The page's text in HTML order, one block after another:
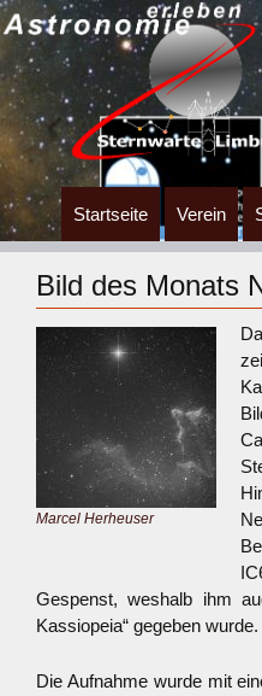
Zum
Inhalt
springen
Startseite Verein
Bild des Monats
Marcel Herheuser
Gespenst, weshalb ihm
Kassiopeia“ gegeben wurde.
Die Aufnahme wurde mit